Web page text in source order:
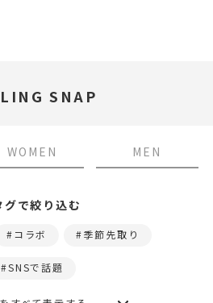
SNAP
WOMEN MEN
グで絞り込む
コラボ 季節先取り
SNSで話題